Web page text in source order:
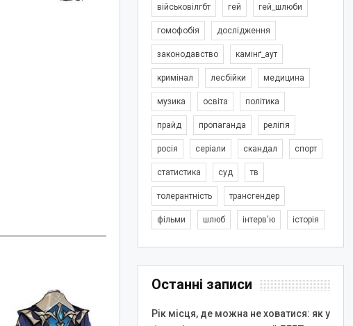
військовілгбт гей гей_шлюби
гомофобія дослідження
законодавство камінґ_аут
кримінал лесбійки медицина
музика освіта політика
прайд пропаганда релігія
росія серіали скандал спорт
статистика суд тв
толерантність трансгендер
фільми шлюб інтерв'ю історія
Останні записи
Рік місця, де можна не ховатися: як у